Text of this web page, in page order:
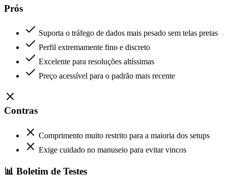
Prós
Suporta o tráfego de dados mais pesado sem telas pretas
Perfil extremamente fino e discreto
Excelente para resoluções altíssimas
Preço acessível para o padrão mais recente
Contras
Comprimento muito restrito para a maioria dos setups
Exige cuidado no manuseio para evitar vincos
📊 Boletim de Testes